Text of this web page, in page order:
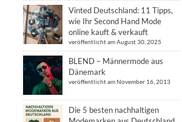
Vinted Deutschland: 11 Tipps,
wie Ihr Second Hand Mode
online kauft & verkauft
veröffentlicht am August 30, 2025
BLEND – Männermode aus
Dänemark
veröffentlicht am November 16, 2013
Die 5 besten nachhaltigen